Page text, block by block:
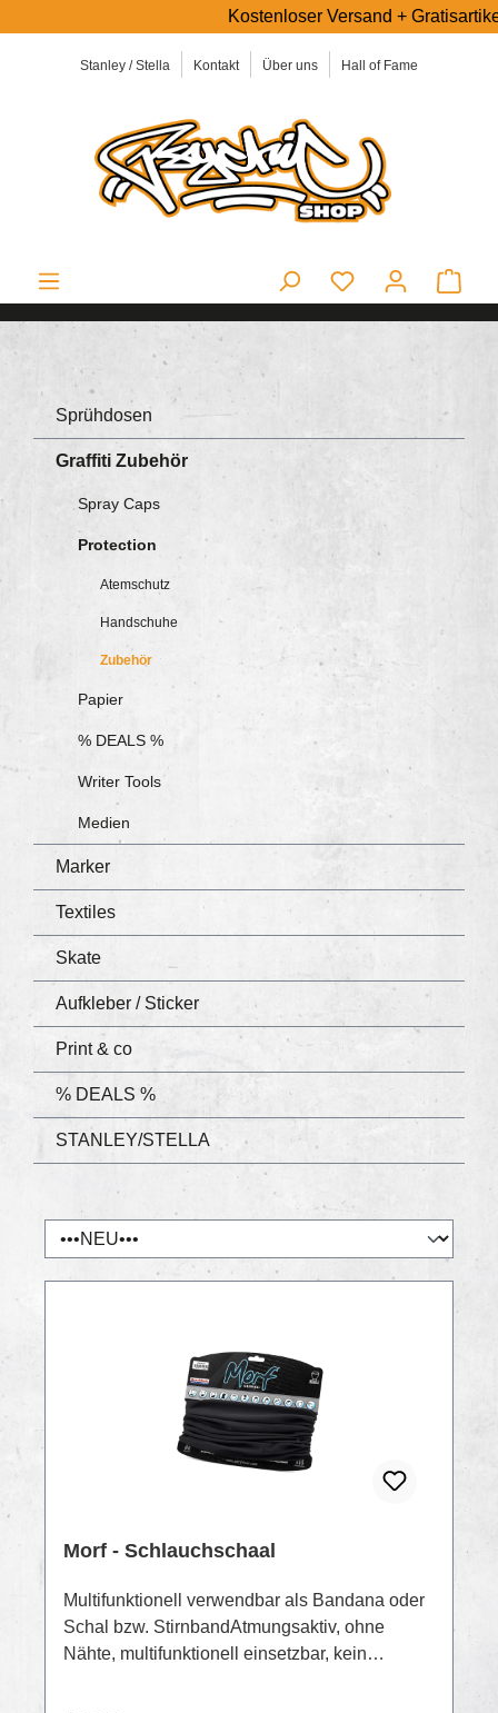
Stanley / Stella Kontakt Über uns Hall of Fame
Kostenloser Versand +
Sprühdosen
Graffiti Zubehör
Spray Caps
Protection
Atemschutz
Handschuhe
Zubehör
Papier
% DEALS %
Writer Tools
Medien
Marker
Textiles
Skate
Aufkleber / Sticker
Print & co
% DEALS %
STANLEY/STELLA
Morf - Schlauchschaal
Multifunktionell verwendbar als Bandana oder
Schal bzw. StirnbandAtmungsaktiv, ohne
Nähte, multifunktionell einsetzbar, kein